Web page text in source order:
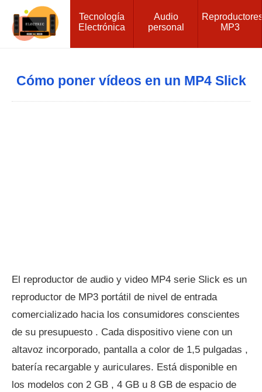
Tecnología
Electrónica
Audio
personal
MP3
Cómo poner vídeos en un MP4 Slick
El reproductor de audio y video MP4 serie Slick es un
reproductor de MP3 portátil de nivel de entrada
comercializado hacia los consumidores conscientes
de su presupuesto . Cada dispositivo viene con un
altavoz incorporado, pantalla a color de 1,5 pulgadas ,
batería recargable y auriculares. Está disponible en
los modelos con 2 GB , 4 GB u 8 GB de espacio de